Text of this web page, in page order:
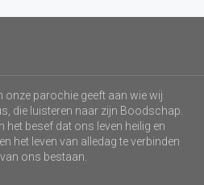
onze parochie geeft aan wie wij
die luisteren naar zijn Boodschap.
het besef dat ons leven heilig en
het leven van alledag te verbinden
ons bestaan.